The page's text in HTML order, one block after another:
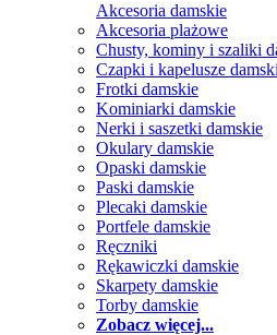
Akcesoria damskie
Akcesoria plażowe
Chusty, kominy i szaliki
Czapki i kapelusze
Frotki damskie
Kominiarki damskie
Nerki i saszetki damskie
Okulary damskie
Opaski damskie
Paski damskie
Plecaki damskie
Portfele damskie
Ręczniki
Rękawiczki damskie
Skarpety damskie
Torby damskie
Zobacz więcej...